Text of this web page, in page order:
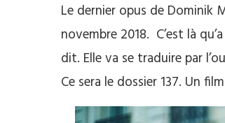
Le dernier opus de Dominik
novembre 2018. C’est là
dit. Elle va se traduire par
Ce sera le dossier 137. Un